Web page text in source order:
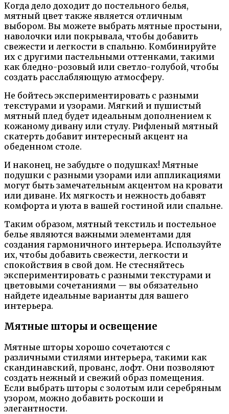
Когда дело доходит до постельного белья,
мятный цвет также является отличным
выбором. Вы можете выбрать мятные простыни,
наволочки или покрывала, чтобы добавить
свежести и легкости в спальню. Комбинируйте
их с другими пастельными оттенками, такими
как бледно-розовый или светло-голубой, чтобы
создать расслабляющую атмосферу.
Не бойтесь экспериментировать с разными
текстурами и узорами. Мягкий и пушистый
мятный плед будет идеальным дополнением к
кожаному дивану или стулу. Рифленый мятный
скатерть добавит интересный акцент на
обеденном столе.
И наконец, не забудьте о подушках! Мятные
подушки с разными узорами или аппликациями
могут быть замечательным акцентом на кровати
или диване. Их мягкость и нежность добавят
комфорта и уюта в вашей гостиной или спальне.
Таким образом, мятный текстиль и постельное
белье являются важными элементами для
создания гармоничного интерьера. Используйте
их, чтобы добавить свежести, легкости и
спокойствия в свой дом. Не стесняйтесь
экспериментировать с разными текстурами и
цветовыми сочетаниями — вы обязательно
найдете идеальные варианты для вашего
интерьера.
Мятные шторы и освещение
Мятные шторы хорошо сочетаются с
различными стилями интерьера, такими как
скандинавский, прованс, лофт. Они позволяют
создать нежный и свежий образ помещения.
Если выбрать шторы с золотым или серебряным
узором, можно добавить роскоши и
элегантности.